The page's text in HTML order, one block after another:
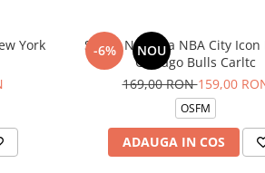
York
-6% NOU
Sapca New Era NBA City Icon
Chicago Bulls Carltc
169,00 RON159,00
OSFM
ADAUGA IN COS